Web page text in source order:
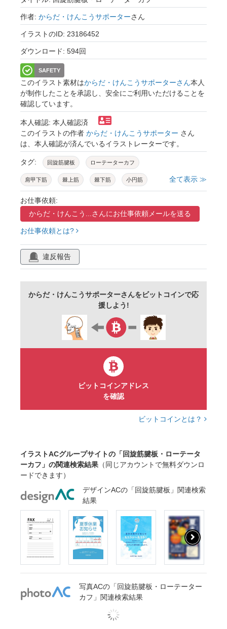
作者: からだ・けんこうサポーターさん
イラストのID: 23186452
ダウンロード: 594回
SAFETY
このイラスト素材はからだ・けんこうサポーターさん本人
が制作したことを承認し、安全にご利用いただけることを
確認しています。
本人確認: 本人確認済
このイラストの作者 からだ・けんこうサポーター さん
は、本人確認が済んでいるイラストレーターです。
タグ: 回旋筋腱板 ローテーターカフ
肩甲下筋 棘上筋 棘下筋 小円筋
筋 筋肉
解剖学 肩関節
全て表示 ≫
お仕事依頼:
からだ・けんこう...さんにお仕事依頼メールを送る
お仕事依頼とは?
違反報告
からだ・けんこうサポーターさんをビットコインで応
援しよう!
ビットコインアドレス
を確認
ビットコインとは？
イラストACグループサイトの「回旋筋腱板・ローテータ
ーカフ」の関連検索結果 （同じアカウントで無料ダウンロ
ードできます）
デザインACの「回旋筋腱板」関連検索
結果
写真ACの「回旋筋腱板・ローテーター
カフ」関連検索結果